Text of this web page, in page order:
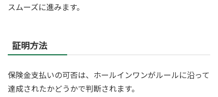
スムーズに進みます。
証明方法
保険金支払いの可否は、ホールインワンがルールに沿って
達成されたかどうかで判断されます。